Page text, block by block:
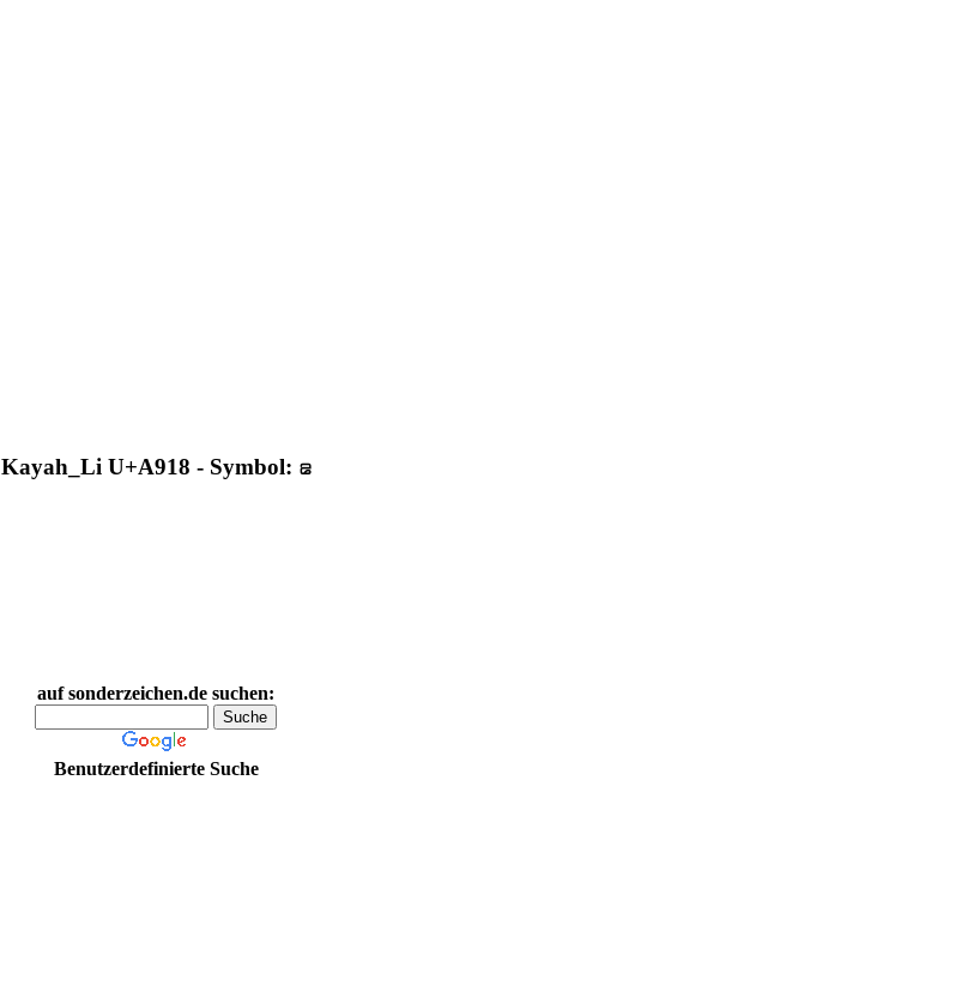
Kayah_Li U+A918 - Symbol: ꤘ
auf sonderzeichen.de suchen:
Benutzerdefinierte Suche